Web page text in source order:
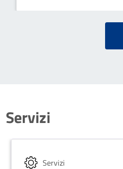
Servizi
Servizi